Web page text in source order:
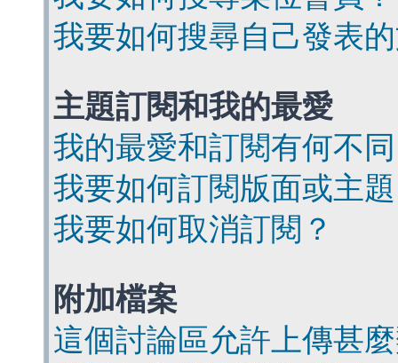
我要如何搜尋自己發表
主題訂閱和我的最愛
我的最愛和訂閱有何不
我要如何訂閱版面或主
我要如何取消訂閱？
附加檔案
這個討論區允許上傳甚